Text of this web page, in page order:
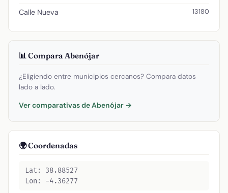
Calle Nueva 13180
📊 Compara Abenójar
¿Eligiendo entre municipios cercanos? Compara datos
lado a lado.
Ver comparativas de Abenójar →
🌍 Coordenadas
Lat: 38.88527
Lon: -4.36277